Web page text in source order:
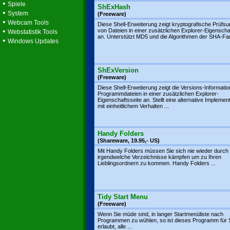
• Spiele
• System
• Webcam Tools
• Webstatistik Tools
• Windows Updates
ShExHash
(Freeware)
Diese Shell-Erweiterung zeigt kryptografische
von Dateien in einer zusätzlichen Explorer-
an. Unterstützt MD5 und die Algorithmen der SHA-
ShExVersion
(Freeware)
Diese Shell-Erweiterung zeigt die Versions-
Programmdateien in einer zusätzlichen Explorer-
Eigenschaftsseite an. Stellt eine alternative
mit einheitlichem Verhalten ...
Handy Folders
(Shareware, 19.95,- US)
Mit Handy Folders müssen Sie sich nie wieder durch
irgendwelche Verzeichnisse kämpfen um zu Ihren
Lieblingsordnern zu kommen. Handy Folders ...
Tidy Start Menu
(Freeware)
Wenn Sie müde sind, in langer Startmenüliste nach
Programmen zu wühlen, so ist dieses Programm für
erlaubt, alle ...